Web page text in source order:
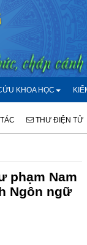
KHOA HỌC
THƯ ĐIỆN TỬ
phạm Nam
Ngôn ngữ